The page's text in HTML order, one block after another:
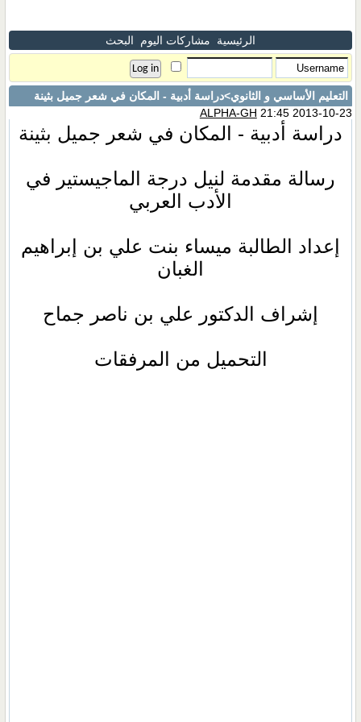
الرئيسية مشاركات اليوم البحث
التعليم الأساسي و الثانوي>دراسة أدبية - المكان في شعر جميل بثينة
ALPHA-GH 21:45 2013-10-23
دراسة أدبية - المكان في شعر جميل بثينة
رسالة مقدمة لنيل درجة الماجيستير في
الأدب العربي
إعداد الطالبة ميساء بنت علي بن إبراهيم
الغبان
إشراف الدكتور علي بن ناصر جماح
التحميل من المرفقات